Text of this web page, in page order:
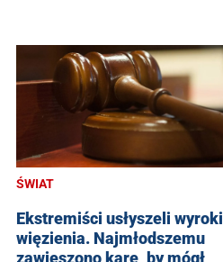
ŚWIAT
Ekstremiści usłyszeli wyroki
więzienia. Najmłodszemu
zawieszono karę, by mógł